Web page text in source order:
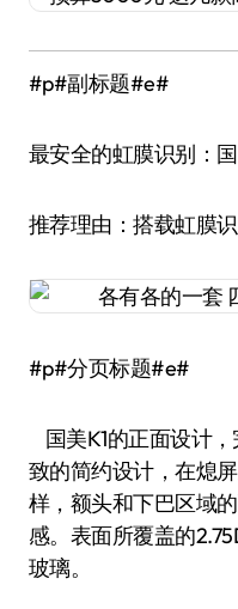
#p#副标题#e#
最安全的虹膜识别：
推荐理由：搭载虹膜
#p#分页标题#e#
国美K1的正面设计
致的简约设计，在熄
样，额头和下巴区域
感。表面所覆盖的
玻璃。